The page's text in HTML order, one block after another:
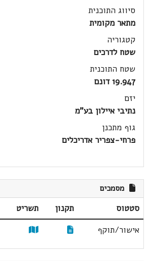
סיווג התוכנית
מתאר מקומית
קטגוריה
שטח לדרכים
שטח התוכנית
19.947 דונם
יזם
נתיבי איילון בע"מ
גוף מתכנן
פרחי-צפריר אדריכלים
מסמכים
סטטוס תקנון תשריט
אישור/תוקף